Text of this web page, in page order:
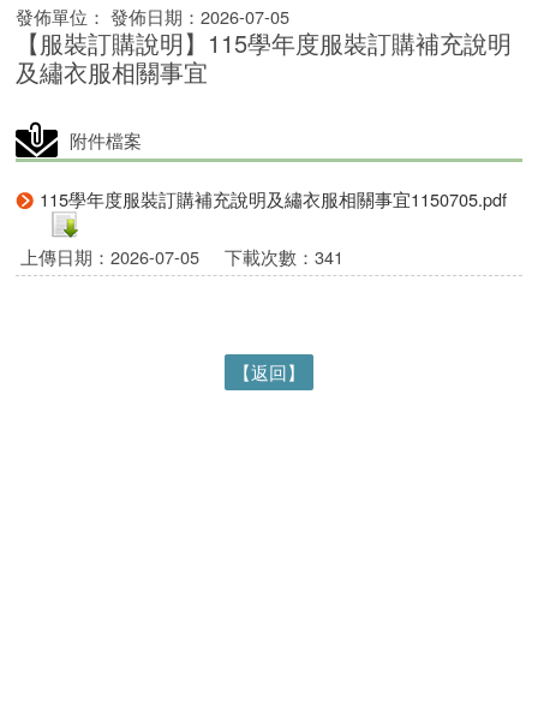
發佈單位： 發佈日期：2026-07-05
【服裝訂購說明】115學年度服裝訂購補充說明
及繡衣服相關事宜
附件檔案
115學年度服裝訂購補充說明及繡衣服相關事宜1150705.pdf
上傳日期：2026-07-05 下載次數：341
【返回】